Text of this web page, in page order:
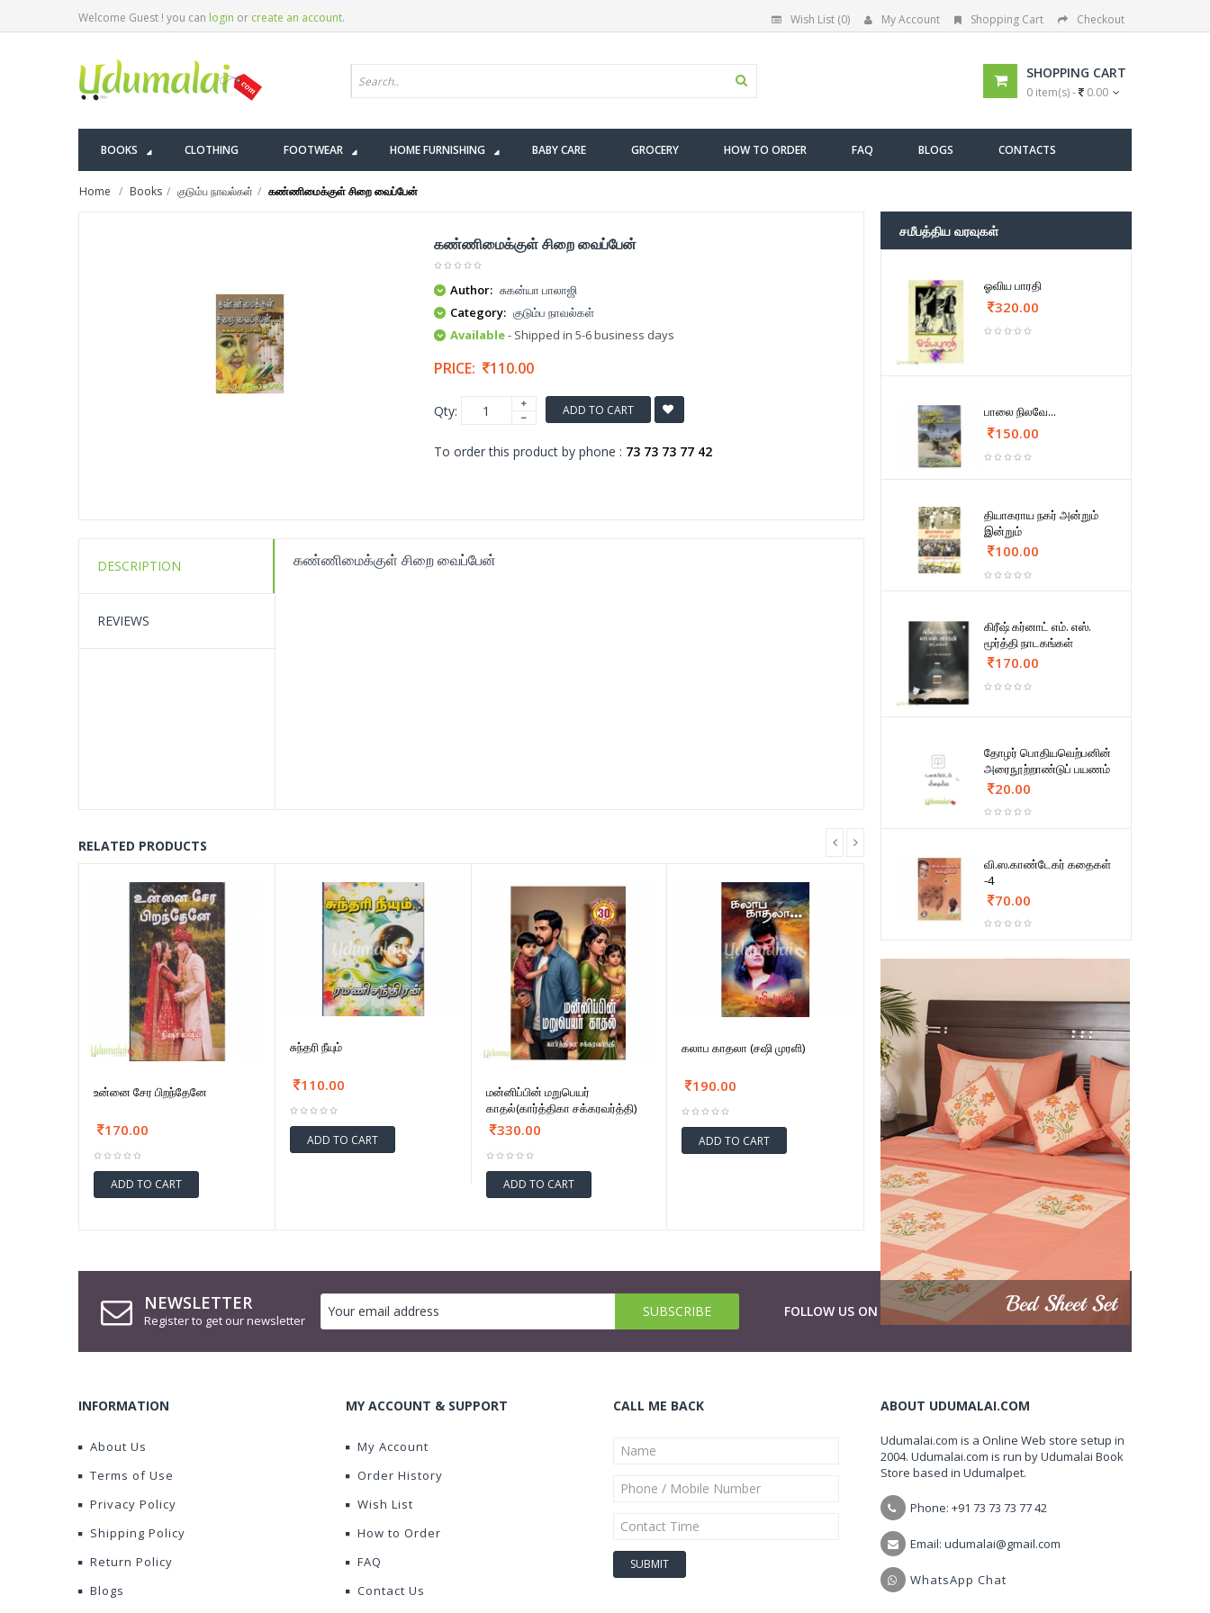
Welcome Guest ! you can login or create an account. Wish List (0) My Account Shopping Cart Checkout
SHOPPING CART
0 item(s) - 0.00
BOOKS CLOTHING FOOTWEAR HOME FURNISHING BABY CARE GROCERY HOW TO ORDER FAQ BLOGS CONTACTS
Home Books குடும்ப நாவல்கள் கண்ணிமைக்குள் சிறை வைப்பேன்
கண்ணிமைக்குள் சிறை வைப்பேன்
Author: சுகன்யா பாலாஜி
Category: குடும்ப நாவல்கள்
Available- Shipped in 5-6 business days
PRICE: 110.00
Qty: ADD TO CART
To order this product by phone : 73 73 73 77 42
DESCRIPTION
REVIEWS
கண்ணிமைக்குள் சிறை வைப்பேன்
RELATED PRODUCTS
உன்னை சேர பிறந்தேனே
170.00
ADD TO CART
சுந்தரி நீயும்
110.00
ADD TO CART
மன்னிப்பின் மறுபெயர்
காதல்(கார்த்திகா சக்கரவர்த்தி)
330.00
ADD TO CART
கலாப காதலா (சஷி முரளி)
190.00
ADD TO CART
சமீபத்திய வரவுகள்
ஓவிய பாரதி
320.00
பாலை நிலவே...
150.00
தியாகராய நகர் அன்றும்
இன்றும்
100.00
கிரீஷ் கர்னாட் எம். எஸ்.
மூர்த்தி நாடகங்கள்
170.00
தோழர் பொதியவெற்பனின்
அரைநூற்றாண்டுப் பயணம்
20.00
வி.ஸ.காண்டேகர் கதைகள்
-4
70.00
NEWSLETTER
Register to get our newsletter
FOLLOW US ON
INFORMATION
About Us
Terms of Use
Privacy Policy
Shipping Policy
Return Policy
Blogs
MY ACCOUNT & SUPPORT
My Account
Order History
Wish List
How to Order
FAQ
Contact Us
CALL ME BACK ABOUT UDUMALAI.COM
Udumalai.com is a Online Web store setup in
2004. Udumalai.com is run by Udumalai Book
Store based in Udumalpet.
Phone: +91 73 73 73 77 42
Email: udumalai@gmail.com
WhatsApp Chat